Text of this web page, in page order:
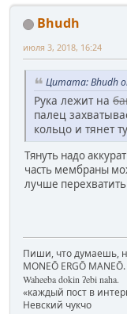
Bhudh
июля 3, 2018, 16:24
Цитата: Bhudh
Рука лежит на
палец
кольцо и тянет
Тянуть надо
часть мембраны
лучше
Пиши, что думаешь,
MONEŌ ERGŌ MANEŌ.
Waheeba dokin ʔebi naha.
«каждый пост в
Невский чукчо